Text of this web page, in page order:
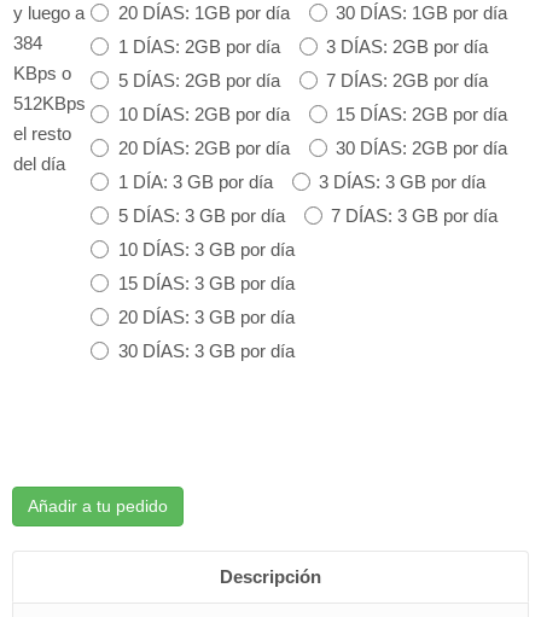
y luego a
384
KBps o
512KBps
el resto
del día
20 DÍAS: 1GB por día
30 DÍAS: 1GB por día
1 DÍAS: 2GB por día
3 DÍAS: 2GB por día
5 DÍAS: 2GB por día
7 DÍAS: 2GB por día
10 DÍAS: 2GB por día
15 DÍAS: 2GB por día
20 DÍAS: 2GB por día
30 DÍAS: 2GB por día
1 DÍA: 3 GB por día
3 DÍAS: 3 GB por día
5 DÍAS: 3 GB por día
7 DÍAS: 3 GB por día
10 DÍAS: 3 GB por día
15 DÍAS: 3 GB por día
20 DÍAS: 3 GB por día
30 DÍAS: 3 GB por día
Añadir a tu pedido
Descripción